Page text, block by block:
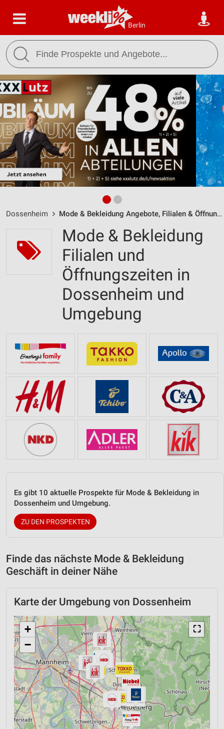
Berlin
Dossenheim Mode & Bekleidung Angebote, Filialen & Öffnungszeiten
Mode & Bekleidung
Filialen und
Öffnungszeiten in
Dossenheim und
Umgebung
Es gibt 10 aktuelle Prospekte für Mode & Bekleidung in
Dossenheim und Umgebung.
ZU DEN PROSPEKTEN
Finde das nächste Mode & Bekleidung
Geschäft in deiner Nähe
Karte der Umgebung von Dossenheim
⛶
+
−